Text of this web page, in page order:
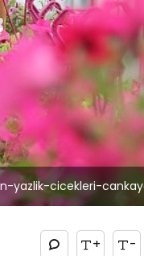
yazlik-cicekleri-
+ -